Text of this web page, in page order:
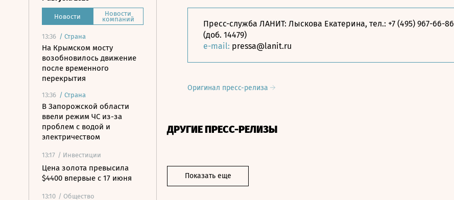
Новости Новости
компаний
13:36 / Страна
На Крымском мосту
возобновилось движение
после временного
перекрытия
13:36 / Страна
В Запорожской области
ввели режим ЧС из-за
проблем с водой и
электричеством
13:17 / Инвестиции
Цена золота превысила
$4400 впервые с 17 июня
13:10 / Общество
Пресс-служба ЛАНИТ: Лыскова Екатерина, тел.: +7 (495) 967-66-86
(доб. 14479)
e-mail: pressa@lanit.ru
Оригинал пресс-релиза
ДРУГИЕ ПРЕСС-РЕЛИЗЫ
Показать еще